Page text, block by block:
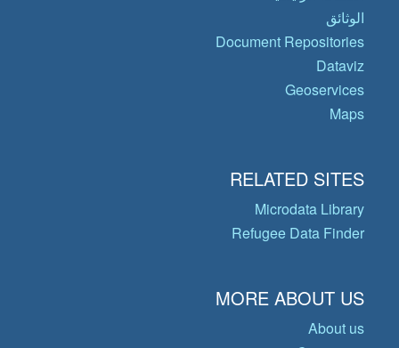
الوثائق
Document Repositories
Dataviz
Geoservices
Maps
RELATED SITES
Microdata Library
Refugee Data Finder
MORE ABOUT US
About us